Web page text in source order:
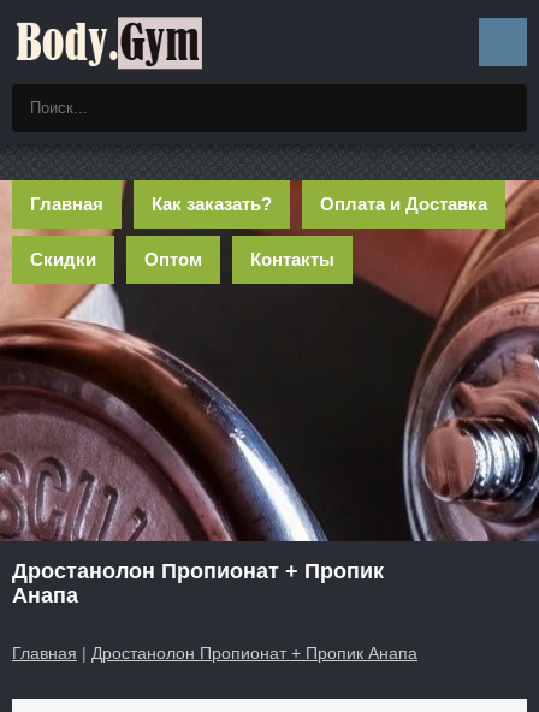
Главная Как заказать? Оплата и Доставка
Скидки Оптом Контакты
Дростанолон Пропионат + Пропик
Анапа
Главная | Дростанолон Пропионат + Пропик Анапа